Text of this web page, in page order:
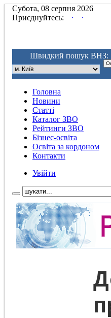
Субота, 08 серпня 2026
Приєднуйтесь:
. .
Швидкий пошук ВНЗ:
Головна
Новини
Статті
Каталог ЗВО
Рейтинги ЗВО
Бізнес-освіта
Освіта за кордоном
Контакти
Увійти